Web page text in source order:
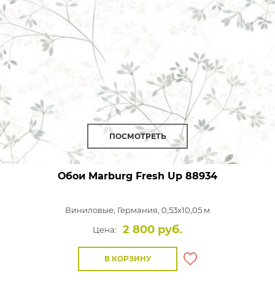
ПОСМОТРЕТЬ
Обои Marburg Fresh Up 88934
Виниловые, Германия, 0,53x10,05 м
Цена:
2 800 руб.
В КОРЗИНУ